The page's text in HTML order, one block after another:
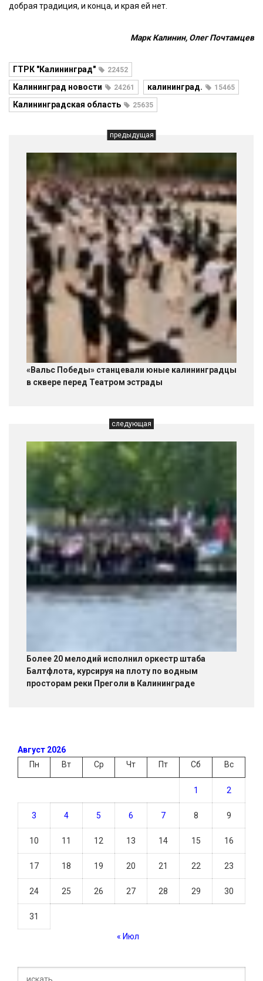
добрая традиция, и конца, и края ей нет.
Марк Калинин, Олег Почтамцев
ГТРК "Калининград" 22452
Калининград новости 24261 калининград. 15465
Калининградская область 25635
предыдущая
«Вальс Победы» станцевали юные калининградцы
в сквере перед Театром эстрады
следующая
Более 20 мелодий исполнил оркестр штаба
Балтфлота, курсируя на плоту по водным
просторам реки Преголи в Калининграде
Август 2026
Пн
Вт Ср Чт Пт Сб Вс
1 2
3 4 5 6 7 8 9
10 11 12 13 14 15 16
17 18 19 20 21 22 23
24 25 26 27 28 29 30
31
« Июл